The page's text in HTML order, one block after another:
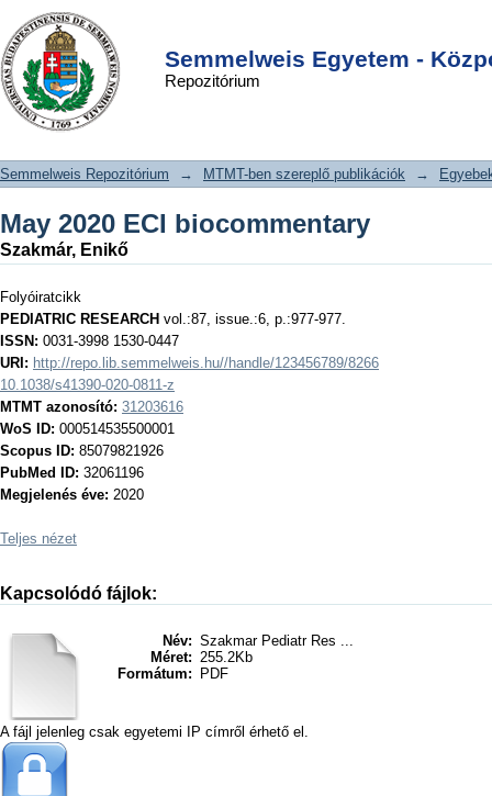
Semmelweis Egyetem -
Repozitórium
May 2020 ECI biocommentary
DSpace/Manakin Repository
Semmelweis Repozitórium → MTMT-ben szereplő publikációk →
May 2020 ECI biocommentary
Szakmár, Enikő
Folyóiratcikk
PEDIATRIC RESEARCH vol.:87, issue.:6, p.:977-977.
ISSN: 0031-3998 1530-0447
URI: http://repo.lib.semmelweis.hu//handle/123456789/8266
10.1038/s41390-020-0811-z
MTMT azonosító: 31203616
WoS ID: 000514535500001
Scopus ID: 85079821926
PubMed ID: 32061196
Megjelenés éve: 2020
Teljes nézet
Kapcsolódó fájlok:
Név: Szakmar Pediatr Res ...
Méret: 255.2Kb
Formátum:
PDF
A fájl jelenleg csak egyetemi IP címről érhető el.